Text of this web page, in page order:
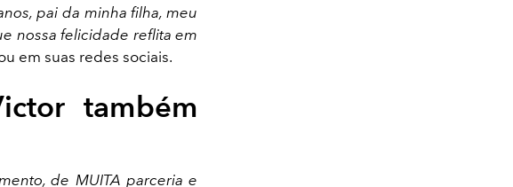
pai da minha filha, meu
nossa felicidade reflita em
em suas redes sociais.
também
de MUITA parceria e